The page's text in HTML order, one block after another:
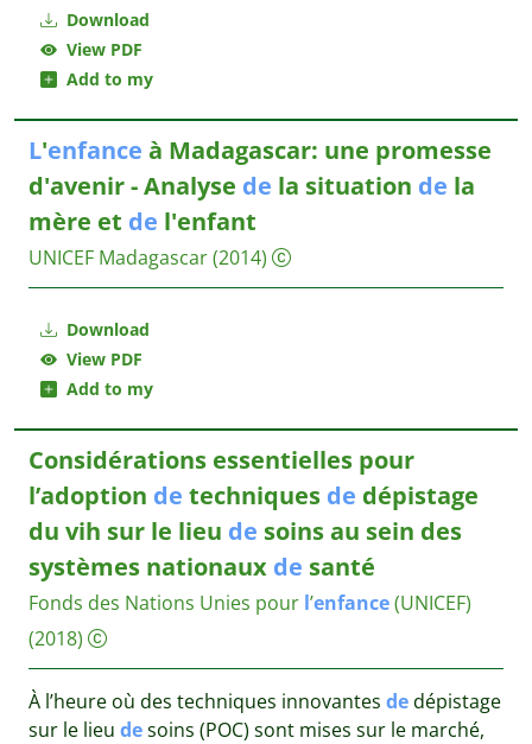
Download
View PDF
Add to my
Download
View PDF
Add to my
L'enfance à Madagascar: une promesse
d'avenir - Analyse de la situation de la
mère et de l'enfant
UNICEF Madagascar(2014)
Considérations essentielles pour
l’adoption de techniques de dépistage
du vih sur le lieu de soins au sein des
systèmes nationaux de santé
Fonds des Nations Unies pour l’enfance(UNICEF)
(2018)
À l’heure où des techniques innovantes dedépistage
sur le lieu desoins (POC) sont mises sur le marché,